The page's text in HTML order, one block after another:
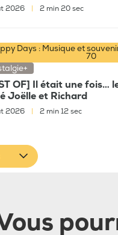
2026 2 min 20 sec
Days : Musique et
70
OF] Il était une fois…
Joëlle et Richard
2026 | 2 min 12 sec